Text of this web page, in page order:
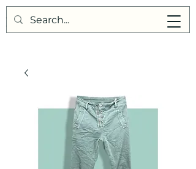
Points de Suture